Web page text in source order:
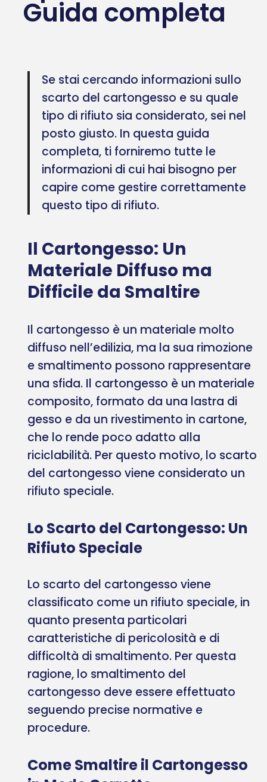
Guida completa
Se stai cercando informazioni sullo
scarto del cartongesso e su quale
tipo di rifiuto sia considerato, sei nel
posto giusto. In questa guida
completa, ti forniremo tutte le
informazioni di cui hai bisogno per
capire come gestire correttamente
questo tipo di rifiuto.
Il Cartongesso: Un
Materiale Diffuso ma
Difficile da Smaltire
Il cartongesso è un materiale molto
diffuso nell’edilizia, ma la sua rimozione
e smaltimento possono rappresentare
una sfida. Il cartongesso è un materiale
composito, formato da una lastra di
gesso e da un rivestimento in cartone,
che lo rende poco adatto alla
riciclabilità. Per questo motivo, lo scarto
del cartongesso viene considerato un
rifiuto speciale.
Lo Scarto del Cartongesso: Un
Rifiuto Speciale
Lo scarto del cartongesso viene
classificato come un rifiuto speciale, in
quanto presenta particolari
caratteristiche di pericolosità e di
difficoltà di smaltimento. Per questa
ragione, lo smaltimento del
cartongesso deve essere effettuato
seguendo precise normative e
procedure.
Come Smaltire il Cartongesso